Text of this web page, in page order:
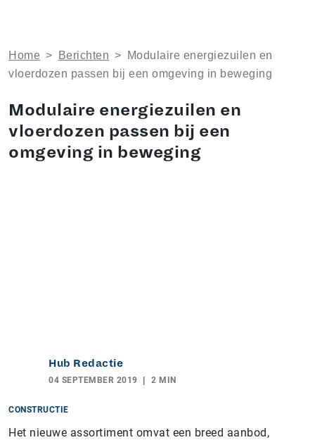
Home > Berichten >
Modulaire energiezuilen en
vloerdozen passen bij een omgeving in beweging
Modulaire energiezuilen en
vloerdozen passen bij een
omgeving in beweging
Hub Redactie
04 SEPTEMBER 2019 2 MIN
CONSTRUCTIE
Het nieuwe assortiment omvat een breed aanbod,